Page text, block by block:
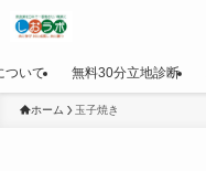
ついて 無料30分立地診断
ホーム 玉子焼き